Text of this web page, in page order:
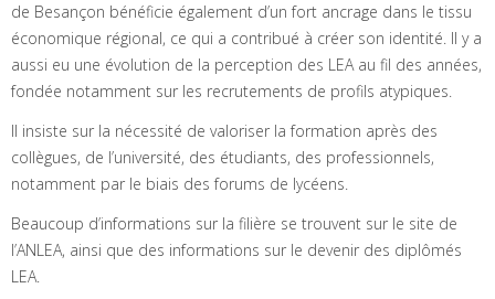
de Besançon bénéficie également d’un fort ancrage dans le tissu
économique régional, ce qui a contribué à créer son identité. Il y a
aussi eu une évolution de la perception des LEA au fil des années,
fondée notamment sur les recrutements de profils atypiques.
Il insiste sur la nécessité de valoriser la formation après des
collègues, de l’université, des étudiants, des professionnels,
notamment par le biais des forums de lycéens.
Beaucoup d’informations sur la filière se trouvent sur le site de
l’ANLEA, ainsi que des informations sur le devenir des diplômés
LEA.